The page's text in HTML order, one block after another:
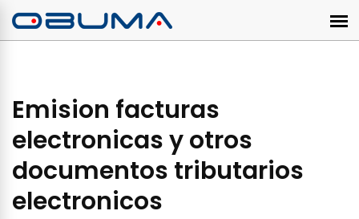
Emision facturas
electronicas y otros
documentos tributarios
electronicos